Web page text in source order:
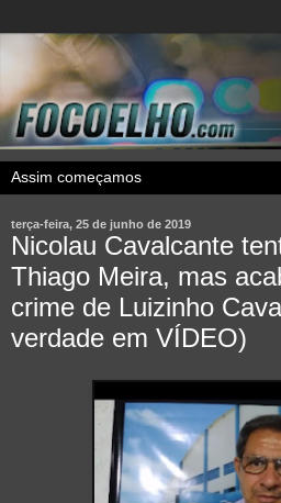
terça-feira, 25 de junho de 2019
Nicolau Cavalcante
Thiago Meira, mas
crime de Luizinho
verdade em VÍDEO)